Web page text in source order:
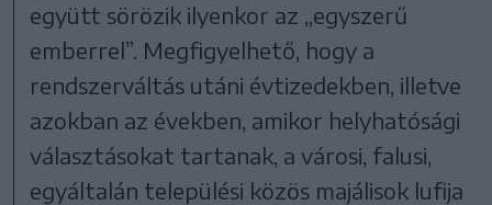
együtt sörözik ilyenkor az „egyszerű
emberrel”. Megfigyelhető, hogy a
rendszerváltás utáni évtizedekben, illetve
azokban az években, amikor helyhatósági
választásokat tartanak, a városi, falusi,
egyáltalán települési közös majálisok lufija